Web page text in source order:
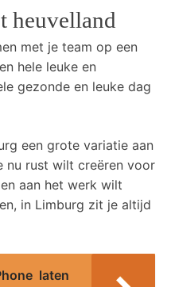
heuvelland
met je team op een
hele leuke en
gezonde en leuke dag
een grote variatie aan
nu rust wilt creëren voor
aan het werk wilt
in Limburg zit je altijd
laten